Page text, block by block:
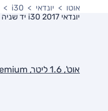
אוטו יונדאי i30
יונדאי i30 2017
יד שניה
אוט', 1.6 ליטר, Premium